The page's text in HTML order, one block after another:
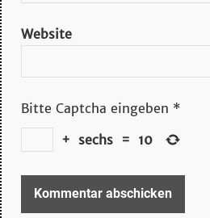
Website
Bitte Captcha eingeben *
+ sechs = 10